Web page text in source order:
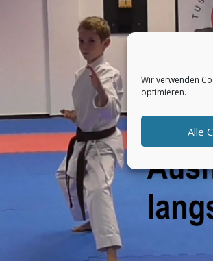
Wir verwenden
optimieren.
Alle